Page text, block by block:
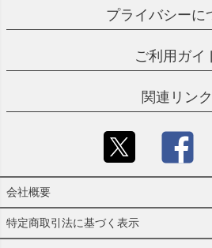
プライバシーに
ご利用ガイ
関連リンク
会社概要
特定商取引法に基づく表示